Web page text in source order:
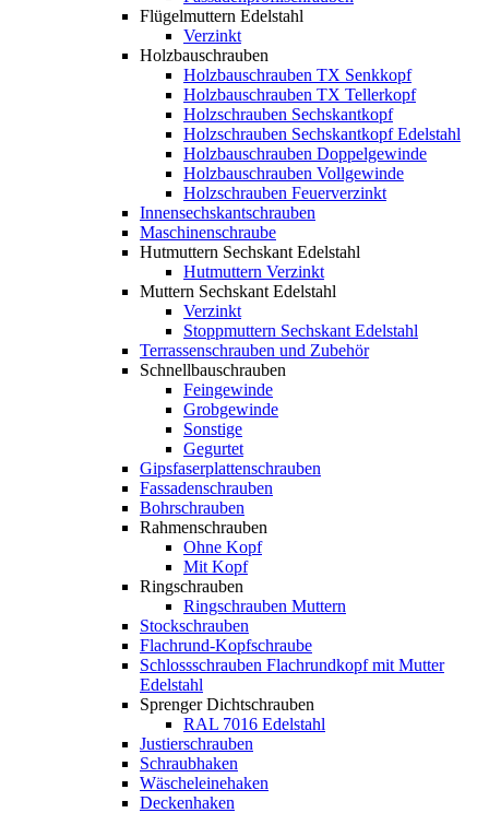
Flügelmuttern Edelstahl
Verzinkt
Holzbauschrauben
Holzbauschrauben TX Senkkopf
Holzbauschrauben TX Tellerkopf
Holzschrauben Sechskantkopf
Holzschrauben Sechskantkopf Edelstahl
Holzbauschrauben Doppelgewinde
Holzbauschrauben Vollgewinde
Holzschrauben Feuerverzinkt
Innensechskantschrauben
Maschinenschraube
Hutmuttern Sechskant Edelstahl
Hutmuttern Verzinkt
Muttern Sechskant Edelstahl
Verzinkt
Stoppmuttern Sechskant Edelstahl
Terrassenschrauben und Zubehör
Schnellbauschrauben
Feingewinde
Grobgewinde
Sonstige
Gegurtet
Gipsfaserplattenschrauben
Fassadenschrauben
Bohrschrauben
Rahmenschrauben
Ohne Kopf
Mit Kopf
Ringschrauben
Ringschrauben Muttern
Stockschrauben
Flachrund-Kopfschraube
Schlossschrauben Flachrundkopf mit Mutter
Edelstahl
Sprenger Dichtschrauben
RAL 7016 Edelstahl
Justierschrauben
Schraubhaken
Wäscheleinehaken
Deckenhaken